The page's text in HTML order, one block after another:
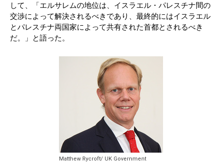
して、「エルサレムの地位は、イスラエル・パレスチナ間の
交渉によって解決されるべきであり、最終的にはイスラエル
とパレスチナ両国家によって共有された首都とされるべき
だ。」と語った。
Matthew Rycroft/ UK Government